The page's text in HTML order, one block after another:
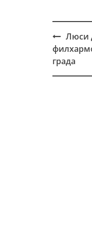
Post
navigation
Люси
града